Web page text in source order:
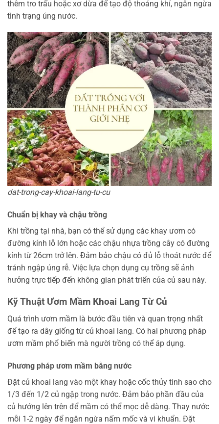
thêm tro trấu hoặc xơ dừa để tạo độ thoáng khí, ngăn ngừa
tình trạng úng nước.
dat-trong-cay-khoai-lang-tu-cu
Chuẩn bị khay và chậu trồng
Khi trồng tại nhà, bạn có thể sử dụng các khay ươm có
đường kính lỗ lớn hoặc các chậu nhựa trồng cây có đường
kính từ 26cm trở lên. Đảm bảo chậu có đủ lỗ thoát nước để
tránh ngập úng rễ. Việc lựa chọn dụng cụ trồng sẽ ảnh
hưởng trực tiếp đến không gian phát triển của củ sau này.
Kỹ Thuật Ươm Mầm Khoai Lang Từ Củ
Quá trình ươm mầm là bước đầu tiên và quan trọng nhất
để tạo ra dây giống từ củ khoai lang. Có hai phương pháp
ươm mầm phổ biến mà người trồng có thể áp dụng.
Phương pháp ươm mầm bằng nước
Đặt củ khoai lang vào một khay hoặc cốc thủy tinh sao cho
1/3 đến 1/2 củ ngập trong nước. Đảm bảo phần đầu của
củ hướng lên trên để mầm có thể mọc dễ dàng. Thay nước
mỗi 1-2 ngày để ngăn ngừa nấm mốc và vi khuẩn. Đặt